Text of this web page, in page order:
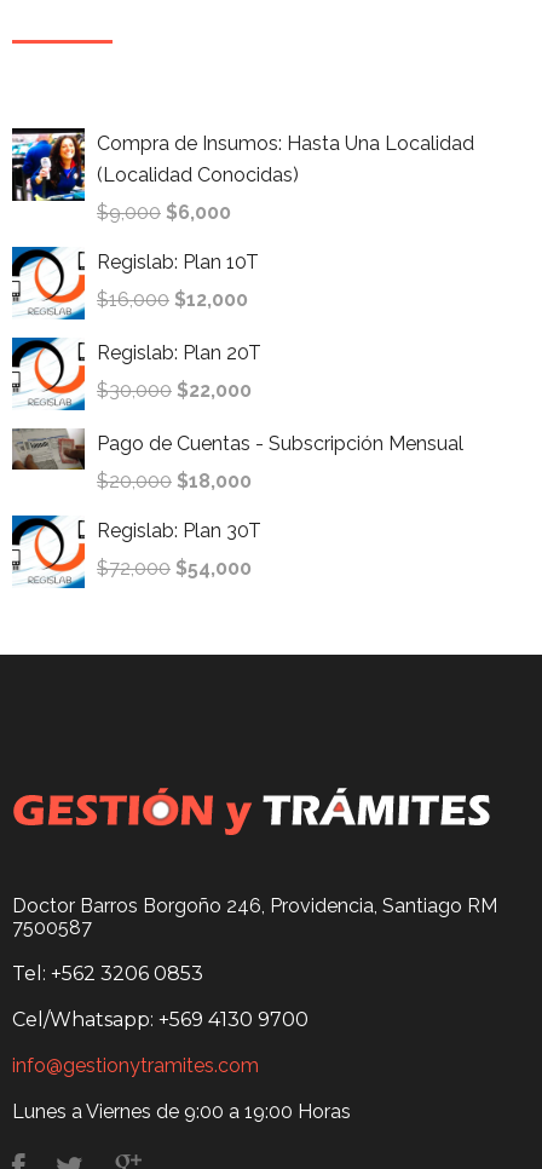
Compra de Insumos: Hasta Una Localidad
(Localidad Conocidas)
$9,000 $6,000
Regislab: Plan 10T
$16,000 $12,000
Regislab: Plan 20T
$30,000 $22,000
Pago de Cuentas - Subscripción Mensual
$20,000 $18,000
Regislab: Plan 30T
$72,000 $54,000
Doctor Barros Borgoño 246, Providencia, Santiago RM
7500587
Tel: +562 3206 0853
Cel/Whatsapp: +569 4130 9700
info@gestionytramites.com
Lunes a Viernes de 9:00 a 19:00 Horas